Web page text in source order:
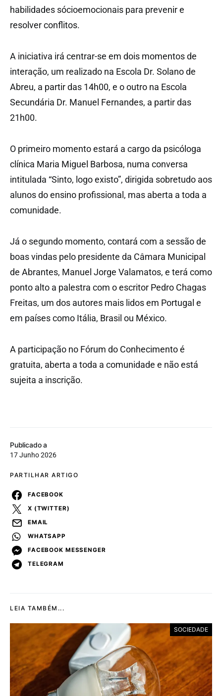
Publicado a
17 Junho 2026
PARTILHAR ARTIGO
FACEBOOK
X (TWITTER)
EMAIL
WHATSAPP
FACEBOOK MESSENGER
TELEGRAM
habilidades sócioemocionais para prevenir e
resolver conflitos.
A iniciativa irá centrar-se em dois momentos de
interação, um realizado na Escola Dr. Solano de
Abreu, a partir das 14h00, e o outro na Escola
Secundária Dr. Manuel Fernandes, a partir das
21h00.
O primeiro momento estará a cargo da psicóloga
clínica Maria Miguel Barbosa, numa conversa
intitulada “Sinto, logo existo”, dirigida sobretudo aos
alunos do ensino profissional, mas aberta a toda a
comunidade.
Já o segundo momento, contará com a sessão de
boas vindas pelo presidente da Câmara Municipal
de Abrantes, Manuel Jorge Valamatos, e terá como
ponto alto a palestra com o escritor Pedro Chagas
Freitas, um dos autores mais lidos em Portugal e
em países como Itália, Brasil ou México.
A participação no Fórum do Conhecimento é
gratuita, aberta a toda a comunidade e não está
sujeita a inscrição.
LEIA TAMBÉM...
SOCIEDADE